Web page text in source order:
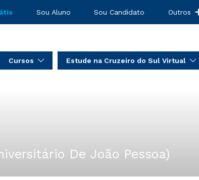
Sou Aluno Sou Candidato Outros
Cursos Estude na Cruzeiro do Sul Virtual
De João Pessoa)